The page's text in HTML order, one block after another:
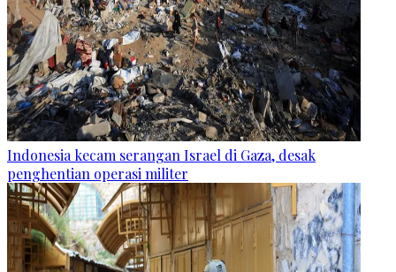
Indonesia kecam serangan Israel di Gaza, desak
penghentian operasi militer